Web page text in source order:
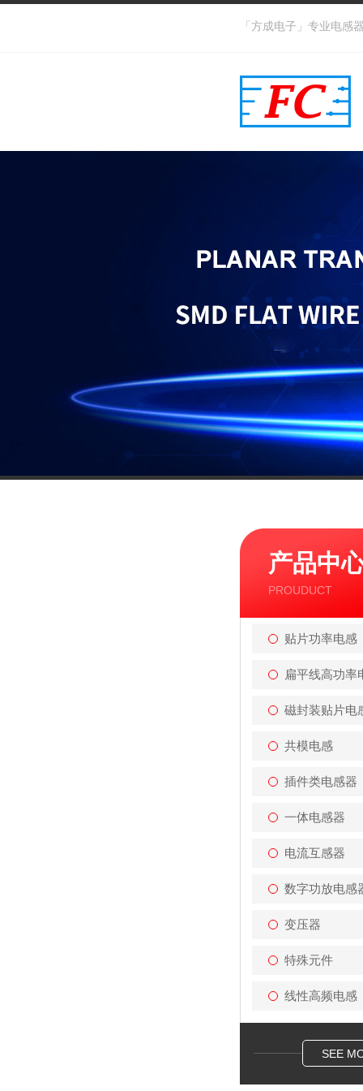
「方成电子」专业电感
产品中
PROUDUCT
贴片功率电感
扁平线高功率
磁封装贴片电
共模电感
插件类电感器
一体电感器
电流互感器
数字功放电感
变压器
特殊元件
线性高频电感
SEE